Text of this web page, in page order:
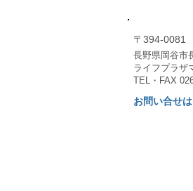
〒394-0081
長野県岡谷市
ライフプラ
TEL・FAX
お問い合せ